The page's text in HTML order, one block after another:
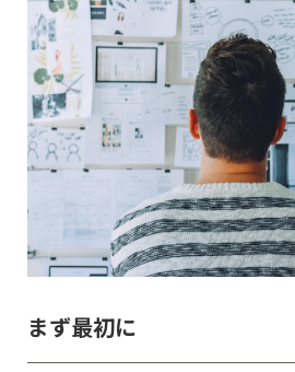
まず最初に